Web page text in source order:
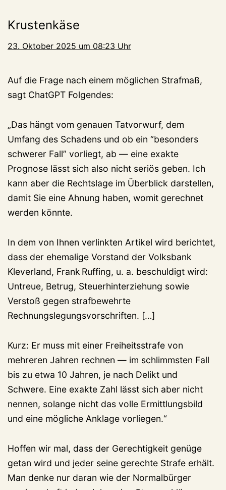
Krustenkäse
23. Oktober 2025 um 08:23 Uhr
Auf die Frage nach einem möglichen Strafmaß,
sagt ChatGPT Folgendes:
„Das hängt vom genauen Tatvorwurf, dem
Umfang des Schadens und ob ein “besonders
schwerer Fall” vorliegt, ab — eine exakte
Prognose lässt sich also nicht seriös geben. Ich
kann aber die Rechtslage im Überblick darstellen,
damit Sie eine Ahnung haben, womit gerechnet
werden könnte.
In dem von Ihnen verlinkten Artikel wird berichtet,
dass der ehemalige Vorstand der Volksbank
Kleverland, Frank Ruffing, u. a. beschuldigt wird:
Untreue, Betrug, Steuerhinterziehung sowie
Verstoß gegen strafbewehrte
Rechnungslegungsvorschriften. […]
Kurz: Er muss mit einer Freiheitsstrafe von
mehreren Jahren rechnen — im schlimmsten Fall
bis zu etwa 10 Jahren, je nach Delikt und
Schwere. Eine exakte Zahl lässt sich aber nicht
nennen, solange nicht das volle Ermittlungsbild
und eine mögliche Anklage vorliegen.“
Hoffen wir mal, dass der Gerechtigkeit genüge
getan wird und jeder seine gerechte Strafe erhält.
Man denke nur daran wie der Normalbürger